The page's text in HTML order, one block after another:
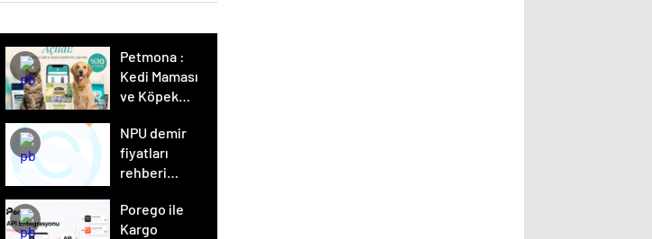
Petmona :
Kedi Maması
ve Köpek
Tüm Evcil
Hayvan
Ürünleri
NPU demir
fiyatları
rehberi
NPU 100
Porego ile
Kargo